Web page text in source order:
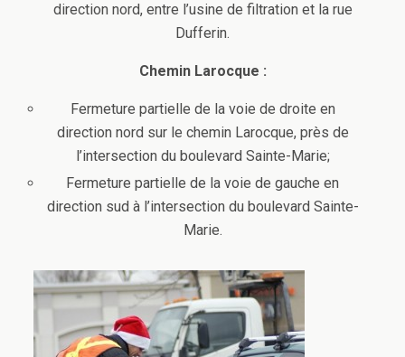
direction nord, entre l’usine de filtration et la rue
Dufferin.
Chemin Larocque :
Fermeture partielle de la voie de droite en
direction nord sur le chemin Larocque, près de
l’intersection du boulevard Sainte-Marie;
Fermeture partielle de la voie de gauche en
direction sud à l’intersection du boulevard Sainte-
Marie.